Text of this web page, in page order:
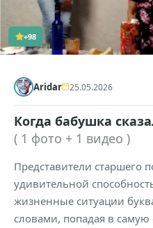
+98
Aridar 25.05.2026
Когда бабушка
( 1 фото + 1 видео )
Представители старшего
удивительной
жизненные ситуации
словами, попадая в самую